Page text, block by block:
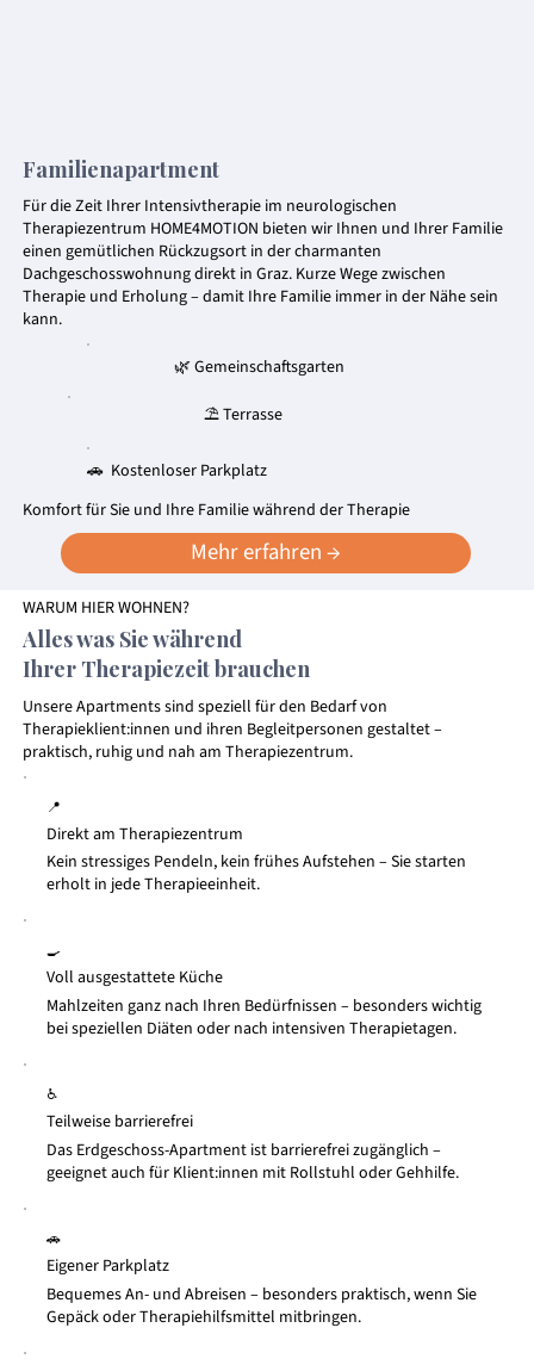
Familienapartment
Für die Zeit Ihrer Intensivtherapie im neurologischen
Therapiezentrum HOME4MOTION bieten wir Ihnen und Ihrer Familie
einen gemütlichen Rückzugsort in der charmanten
Dachgeschosswohnung direkt in Graz. Kurze Wege zwischen
Therapie und Erholung – damit Ihre Familie immer in der Nähe sein
kann.
⛱️ Terrasse
🌿 Gemeinschaftsgarten
🚗 Kostenloser Parkplatz
Komfort für Sie und Ihre Familie während der Therapie
Mehr erfahren →
WARUM HIER WOHNEN?
Alles was Sie während
Ihrer Therapiezeit brauchen
Unsere Apartments sind speziell für den Bedarf von
Therapieklient:innen und ihren Begleitpersonen gestaltet –
praktisch, ruhig und nah am Therapiezentrum.
📍
Direkt am Therapiezentrum
Kein stressiges Pendeln, kein frühes Aufstehen – Sie starten
erholt in jede Therapieeinheit.
🍳
Voll ausgestattete Küche
Mahlzeiten ganz nach Ihren Bedürfnissen – besonders wichtig
bei speziellen Diäten oder nach intensiven Therapietagen.
♿
Teilweise barrierefrei
Das Erdgeschoss-Apartment ist barrierefrei zugänglich –
geeignet auch für Klient:innen mit Rollstuhl oder Gehhilfe.
🚗
Eigener Parkplatz
Bequemes An- und Abreisen – besonders praktisch, wenn Sie
Gepäck oder Therapiehilfsmittel mitbringen.